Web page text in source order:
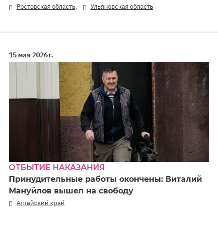
Ростовская область, Ульяновская область
15 мая 2026 г.
ОТБЫТИЕ НАКАЗАНИЯ
Принудительные работы окончены: Виталий
Мануйлов вышел на свободу
Алтайский край